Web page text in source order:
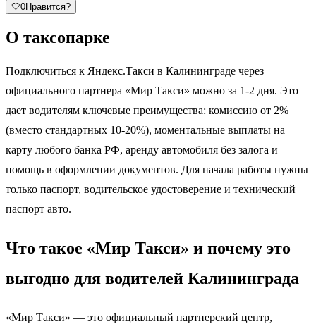
🤍0Нравится?
О таксопарке
Подключиться к Яндекс.Такси в Калининграде через
официального партнера «Мир Такси» можно за 1-2 дня. Это
дает водителям ключевые преимущества: комиссию от 2%
(вместо стандартных 10-20%), моментальные выплаты на
карту любого банка РФ, аренду автомобиля без залога и
помощь в оформлении документов. Для начала работы нужны
только паспорт, водительское удостоверение и технический
паспорт авто.
Что такое «Мир Такси» и почему это
выгодно для водителей Калининграда
«Мир Такси» — это официальный партнерский центр,